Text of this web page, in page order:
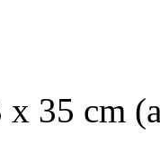
35 cm